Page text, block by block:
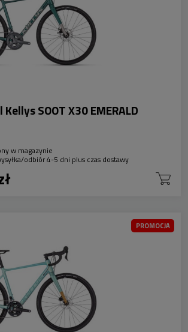
SOOT X30 EMERALD
w magazynie
odbiór 4-5 dni plus czas dostawy
PROMOCJA